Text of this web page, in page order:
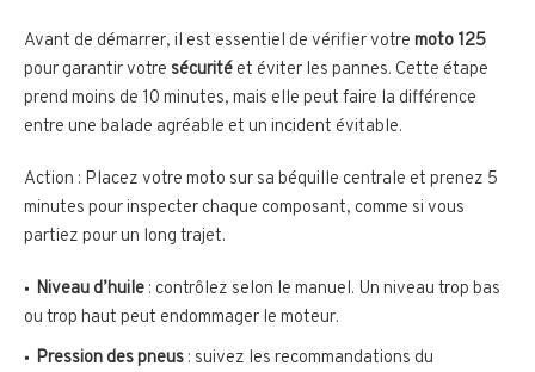
Avant de démarrer, il est essentiel de vérifier votre moto 125
pour garantir votre sécurité et éviter les pannes. Cette étape
prend moins de 10 minutes, mais elle peut faire la différence
entre une balade agréable et un incident évitable.
Action : Placez votre moto sur sa béquille centrale et prenez 5
minutes pour inspecter chaque composant, comme si vous
partiez pour un long trajet.
Niveau d’huile : contrôlez selon le manuel. Un niveau trop bas
ou trop haut peut endommager le moteur.
Pression des pneus : suivez les recommandations du